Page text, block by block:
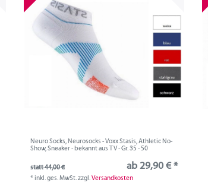
Neuro Socks, Neurosocks - Voxx Stasis, Athletic No-
Show, Sneaker - bekannt aus TV - Gr. 35 - 50
statt 44,00 € ab 29,90 € *
*inkl. ges. MwSt.zzgl.Versandkosten